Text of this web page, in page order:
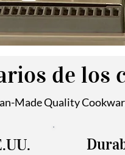
de los
Made Quality